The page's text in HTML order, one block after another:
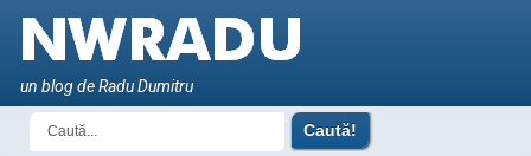
un blog de Radu Dumitru